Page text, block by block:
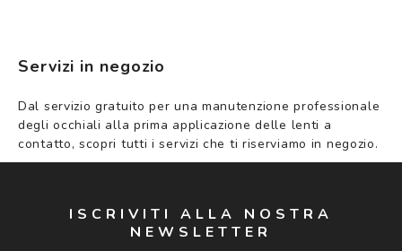
Servizi in negozio
Dal servizio gratuito per una manutenzione professionale
degli occhiali alla prima applicazione delle lenti a
contatto, scopri tutti i servizi che ti riserviamo in negozio.
ISCRIVITI ALLA NOSTRA
NEWSLETTER